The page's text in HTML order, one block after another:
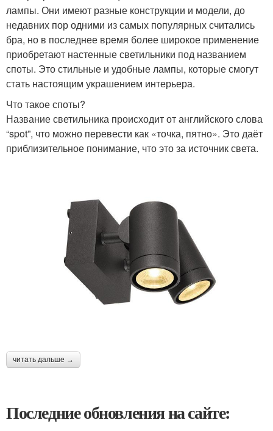
лампы. Они имеют разные конструкции и модели, до
недавних пор одними из самых популярных считались
бра, но в последнее время более широкое применение
приобретают настенные светильники под названием
споты. Это стильные и удобные лампы, которые смогут
стать настоящим украшением интерьера.
Что такое споты?
Название светильника происходит от английского слова
“spot”, что можно перевести как «точка, пятно». Это даёт
приблизительное понимание, что это за источник света.
читать дальше →
Последние обновления на сайте: